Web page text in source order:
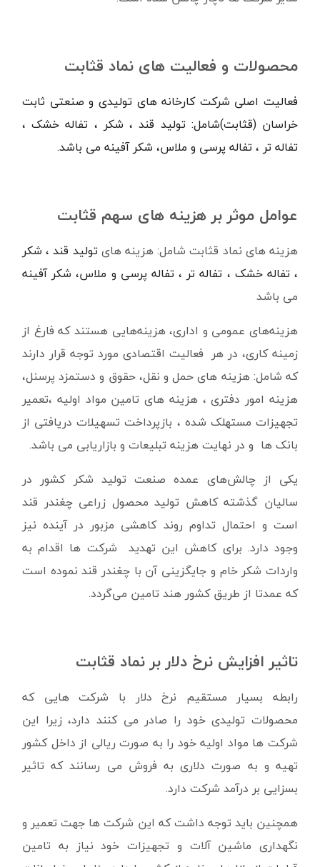
محصولات و فعالیت های نماد قثابت
فعالیت اصلی شرکت کارخانه های تولیدی و صنعتی ثابت
خراسان (قثابت)شامل: تولید قند ، شکر ، تفاله خشک ،
تفاله تر ، تفاله پرسی و ملاس، شکر آفینه می باشد.
عوامل موثر بر هزینه های سهم قثابت
هزینه های نماد قثابت شامل: هزینه هایتولید قند ، شکر
، تفاله خشک ، تفاله تر ، تفاله پرسی و ملاس، شکر آفینه
می باشد
هزینه‌های عمومی و اداری، هزینه‌هایی هستند که فارغ از
زمینه کاری، در هر فعالیت اقتصادی مورد توجه قرار دارند
که شامل: هزینه های حمل و نقل، حقوق و دستمزد پرسنل،
هزینه امور دفتری ، هزینه های تامین مواد اولیه ،تعمیر
تجهیزات مستهلک شده ، بازپرداخت تسهیلات دریافتی از
بانک ها و در نهایت هزینه تبلیعات و بازاریابی می باشد.
یکی از چالش‌های عمده صنعت تولید شکر کشور در
سالیان گذشته کاهش تولید محصول زراعی چغندر قند
است و احتمال تداوم روند کاهشی مزبور در آینده نیز
وجود دارد. برای کاهش این تهدید شرکت ها اقدام به
واردات شکر خام و جایگزینی آن با چغندر قند نموده است
که عمدتا از طریق کشور هند تامین می‌گردد.
تاثیر افزایش نرخ دلار بر نماد قثابت
رابطه بسیار مستقیم نرخ دلار با شرکت هایی که
محصولات تولیدی خود را صادر می کنند دارد، زیرا این
شرکت ها مواد اولیه خود را به صورت ریالی از داخل کشور
تهیه و به صورت دلاری به فروش می رسانند که تاثیر
بسزایی بر درآمد شرکت دارد.
همچنین باید توجه داشت که این شرکت ها جهت تعمیر و
نگهداری ماشین آلات و تجهیزات خود نیاز به تامین